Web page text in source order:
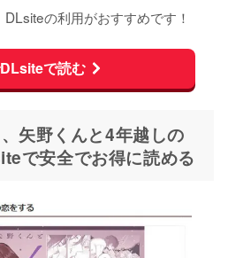
の利用がおすすめです！
で読む
矢野くんと4年越しの
で安全でお得に読める